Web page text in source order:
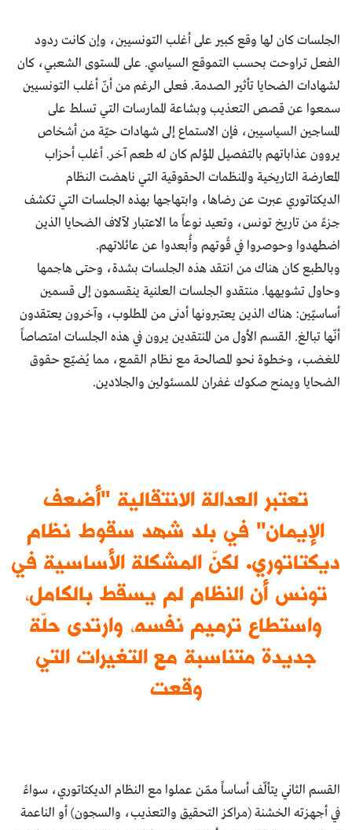
الجلسات كان لها وقع كبير على أغلب التونسيين، وإن كانت ردود
الفعل تراوحت بحسب التموقع السياسي. على المستوى الشعبي، كان
لشهادات الضحايا تأثير الصدمة. فعلى الرغم من أنّ أغلب التونسيين
سمعوا عن قصص التعذيب وبشاعة الممارسات التي تسلط على
المساجين السياسيين، فإن الاستماع إلى شهادات حيّة من أشخاص
يروون عذاباتهم بالتفصيل المؤلم كان له طعم آخر. أغلب أحزاب
المعارضة التاريخية والمنظمات الحقوقية التي ناهضت النظام
الديكتاتوري عبرت عن رضاها، وابتهاجها بهذه الجلسات التي تكشف
جزءً من تاريخ تونس، وتعيد نوعاً ما الاعتبار لآلاف الضحايا الذين
اضطهدوا وحوصروا في قُوتهم وأُبعدوا عن عائلاتهم.
وبالطبع كان هناك من انتقد هذه الجلسات بشدة، وحتى هاجمها
وحاول تشويهها. منتقدو الجلسات العلنية ينقسمون إلى قسمين
أساسيّين: هناك الذين يعتبرونها أدنى من المطلوب، وآخرون يعتقدون
أنّها تبالغ. القسم الأول من المنتقدين يرون في هذه الجلسات امتصاصاً
للغضب، وخطوة نحو المصالحة مع نظام القمع، مما يُضيّع حقوق
الضحايا ويمنح صكوك غفران للمسئولين والجلادين.
تعتبر العدالة الانتقالية "أضعف
الإيمان" في بلد شهد سقوط نظام
ديكتاتوري. لكنّ المشكلة الأساسية في
تونس أن النظام لم يسقط بالكامل،
واستطاع ترميم نفسه، وارتدى حلّة
جديدة متناسبة مع التغيرات التي
وقعت
القسم الثاني يتألّف أساساً ممّن عملوا مع النظام الديكتاتوري، سواءً
في أجهزته الخشنة (مراكز التحقيق والتعذيب، والسجون) أو الناعمة